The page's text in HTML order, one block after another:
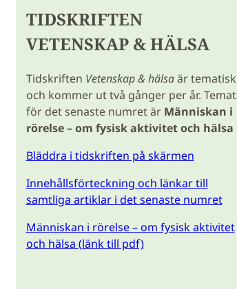
TIDSKRIFTEN
VETENSKAP & HÄLSA
Tidskriften Vetenskap & hälsaär tematisk
och kommer ut två gånger per år. Temat
för det senaste numret är Människan i
rörelse – om fysisk aktivitet och hälsa
Bläddra i tidskriften på skärmen
Innehållsförteckning och länkar till
samtliga artiklar i det senaste numret
Människan i rörelse – om fysisk aktivitet
och hälsa (länk till pdf)